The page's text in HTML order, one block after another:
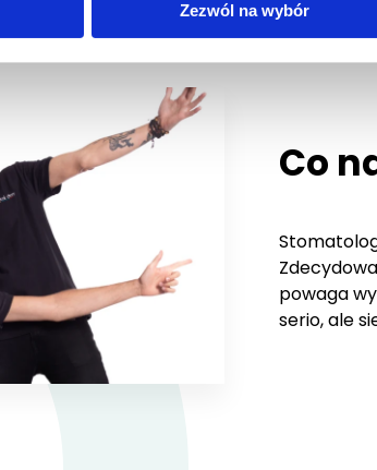
Zezwól na wybór
Co
powaga
serio, ale